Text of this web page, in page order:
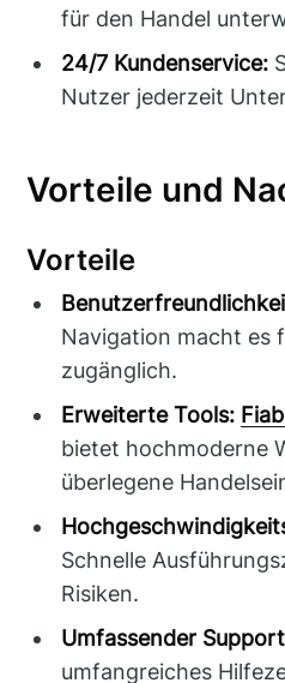
für den Handel
24/7 Kundenservice:
Nutzer jederzeit
Vorteile und
Vorteile
Navigation macht es
zugänglich.
Erweiterte Tools:
bietet hochmoderne
überlegene
Schnelle
Risiken.
Umfassender
umfangreiches